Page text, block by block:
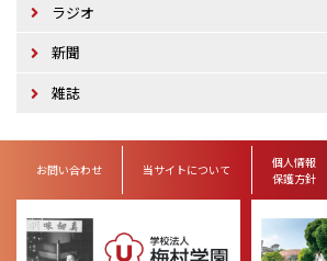
ラジオ
新聞
雑誌
お問い合わせ 当サイトについて
個人情報
保護方針